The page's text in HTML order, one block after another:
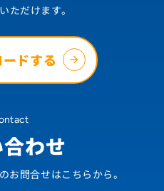
ただけます。
ドする
わせ
お問合せはこちらから。